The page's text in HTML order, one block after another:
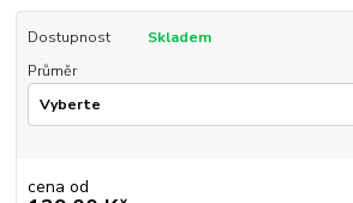
Dostupnost
Skladem
Průměr
cena od